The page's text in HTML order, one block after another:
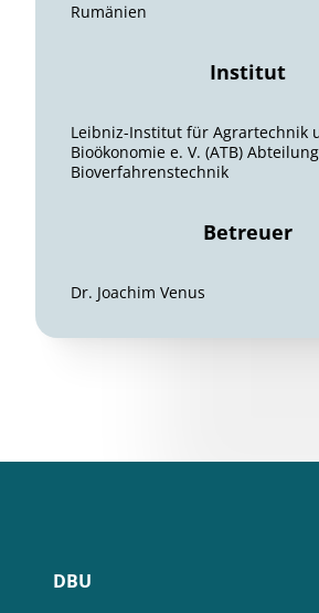
Rumänien
Institut
Leibniz-Institut für Agrartechnik
Bioökonomie e. V. (ATB) Abteilung
Bioverfahrenstechnik
Betreuer
Dr. Joachim Venus
DBU